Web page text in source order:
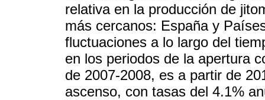
relativa en la producción de
más cercanos: España y
fluctuaciones a lo largo del
en los periodos de la apertura
de 2007-2008, es a partir de
ascenso, con tasas del 4.1%